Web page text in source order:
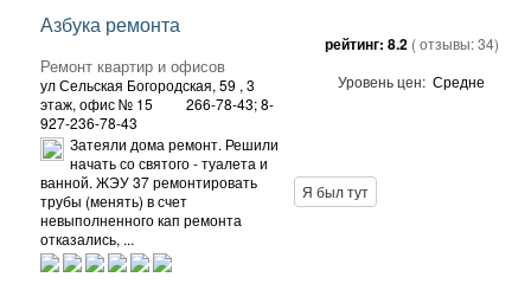
Азбука ремонта
Ремонт квартир и офисов
ул Сельская Богородская, 59 , 3
этаж, офис № 15
266-78-43; 8-
927-236-78-43
рейтинг: 8.2 ( отзывы:34)
Уровень цен: Средне
Затеяли дома ремонт. Решили
начать со святого - туалета и
ванной. ЖЭУ 37 ремонтировать
трубы (менять) в счет
невыполненного кап ремонта
отказались, ...
Я был тут